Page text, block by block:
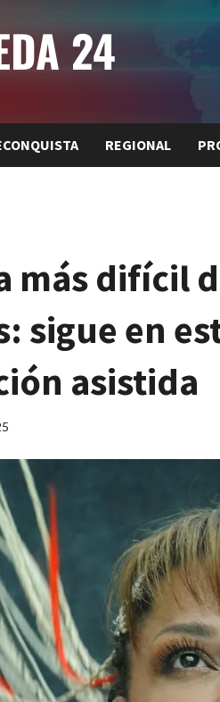
24
REGIONAL
más difícil
sigue en
asistida